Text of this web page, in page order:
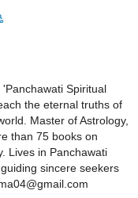
Spiritual
the eternal truths of
Master of Astrology,
than 75 books on
Lives in Panchawati
sincere seekers